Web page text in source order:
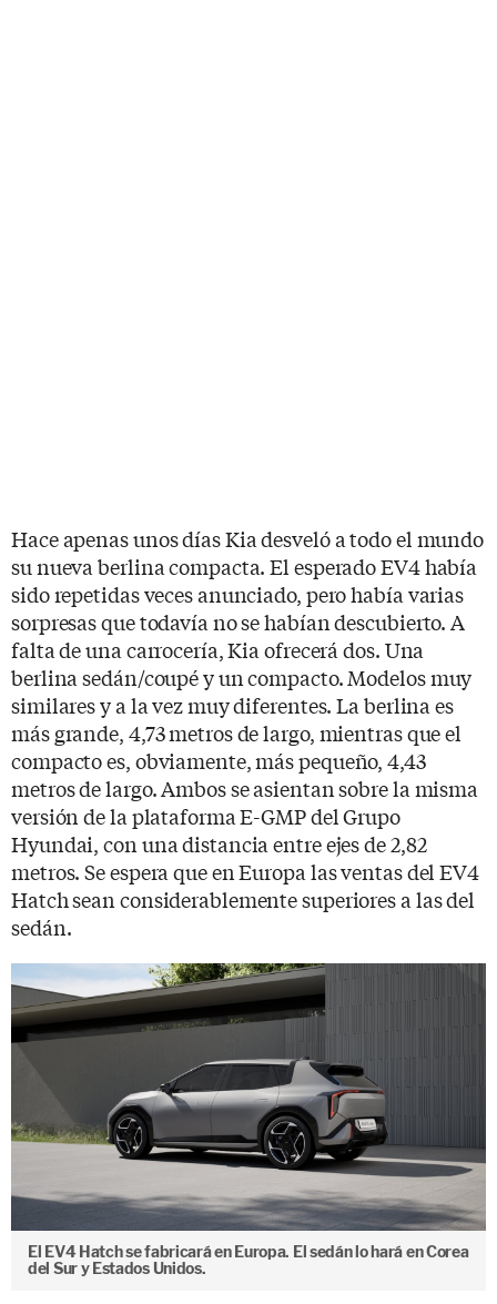
Hace apenas unos días Kia desveló a todo el mundo
su nueva berlina compacta. El esperado EV4 había
sido repetidas veces anunciado, pero había varias
sorpresas que todavía no se habían descubierto. A
falta de una carrocería, Kia ofrecerá dos. Una
berlina sedán/coupé y un compacto. Modelos muy
similares y a la vez muy diferentes. La berlina es
más grande, 4,73 metros de largo, mientras que el
compacto es, obviamente, más pequeño, 4,43
metros de largo. Ambos se asientan sobre la misma
versión de la plataforma E-GMP del Grupo
Hyundai, con una distancia entre ejes de 2,82
metros. Se espera que en Europa las ventas del EV4
Hatch sean considerablemente superiores a las del
sedán.
El EV4 Hatch se fabricará en Europa. El sedán lo hará en Corea
del Sur y Estados Unidos.